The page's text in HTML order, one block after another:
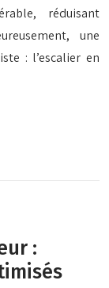
réduisant
une
: l’escalier en
: